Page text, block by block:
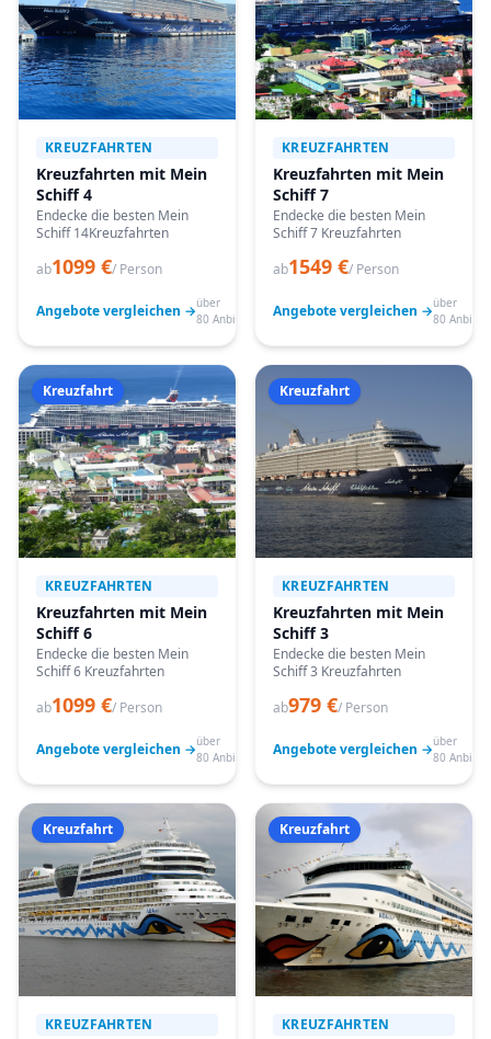
KREUZFAHRTEN
Kreuzfahrten mit Mein
Schiff 4
Endecke die besten Mein
Schiff 14Kreuzfahrten
ab1099 €/ Person
Angebote vergleichen →über
80 Anbieter
KREUZFAHRTEN
Kreuzfahrten mit Mein
Schiff 7
Endecke die besten Mein
Schiff 7 Kreuzfahrten
ab1549 €/ Person
Angebote vergleichen →über
80
Kreuzfahrt
KREUZFAHRTEN
Kreuzfahrten mit Mein
Schiff 6
Endecke die besten Mein
Schiff 6 Kreuzfahrten
ab1099 €/ Person
Angebote vergleichen →über
80 Anbieter
Kreuzfahrt
KREUZFAHRTEN
Kreuzfahrten mit Mein
Schiff 3
Endecke die besten Mein
Schiff 3 Kreuzfahrten
ab979 €/ Person
Angebote vergleichen →über
80
Kreuzfahrt
KREUZFAHRTEN
Kreuzfahrt
KREUZFAHRTEN